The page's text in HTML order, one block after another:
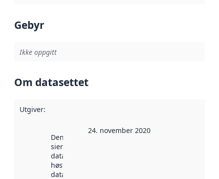
Gebyr
Ikke oppgitt
Om datasettet
Utgiver:
Denne datoen
sier når
datasettet ble
høstet av
data.norge.no.
24. november 2020